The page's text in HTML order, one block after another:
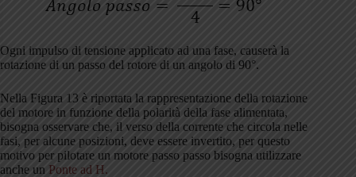
Ogni impulso di tensione applicato ad una fase, causerà la
rotazione di un passo del rotore di un angolo di 90°.
Nella Figura 13 è riportata la rappresentazione della rotazione
del motore in funzione della polarità della fase alimentata,
bisogna osservare che, il verso della corrente che circola nelle
fasi, per alcune posizioni, deve essere invertito, per questo
motivo per pilotare un motore passo passo bisogna utilizzare
anche un Ponte ad H.